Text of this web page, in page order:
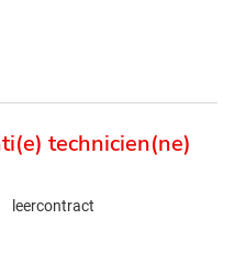
technicien(ne)
leercontract